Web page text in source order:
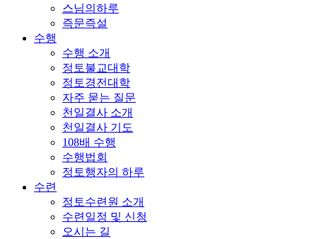
스님의하루
즉문즉설
수행
수행 소개
정토불교대학
정토경전대학
자주 묻는 질문
천일결사 소개
천일결사 기도
108배 수행
수행법회
정토행자의 하루
수련
정토수련원 소개
수련일정 및 신청
오시는 길